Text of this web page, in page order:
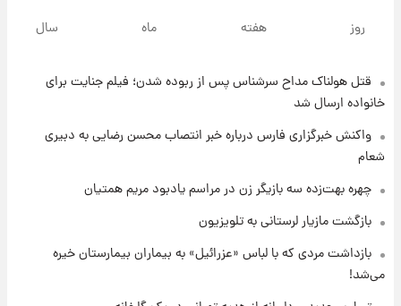
شوید+ فیلم
۶ ساعت پیش
قیمت محصولات ایران‌خودرو و سایپا امروز شنبه
۱۷ مرداد ۱۴۰۵
۲۰ ساعت پیش
روز هفته ماه سال
قتل هولناک مداح سرشناس پس از ربوده شدن؛ فیلم جنایت برای
خانواده ارسال شد
واکنش خبرگزاری فارس درباره خبر انتصاب محسن رضایی به دبیری
شعام
چهره بهت‌زده سه بازیگر زن در مراسم یادبود مریم همتیان
بازگشت مازیار لرستانی به تلویزیون
بازداشت مردی که با لباس «عزرائیل» به بیماران بیمارستان خیره
می‌شد!